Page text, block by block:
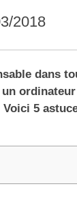
2018
dans
5